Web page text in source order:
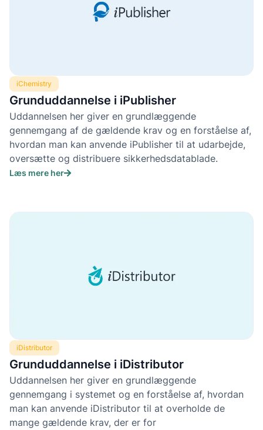
iChemistry
Grunduddannelse i iPublisher
Uddannelsen her giver en grundlæggende
gennemgang af de gældende krav og en forståelse af,
hvordan man kan anvende iPublisher til at udarbejde,
oversætte og distribuere sikkerhedsdatablade.
Læs mere her
iDistributor
Grunduddannelse i iDistributor
Uddannelsen her giver en grundlæggende
gennemgang i systemet og en forståelse af, hvordan
man kan anvende iDistributor til at overholde de
mange gældende krav, der er for